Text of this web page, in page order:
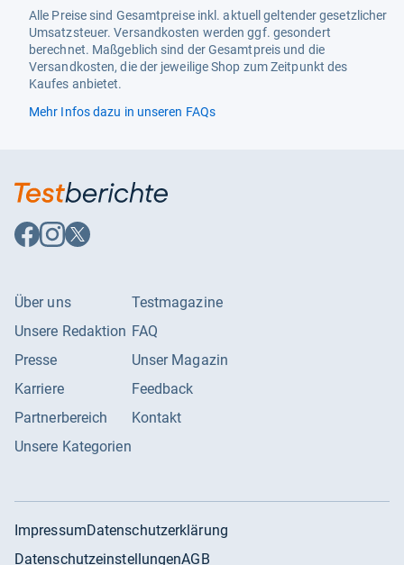
Alle Preise sind Gesamtpreise inkl. aktuell geltender gesetzlicher
Umsatzsteuer. Versandkosten werden ggf. gesondert
berechnet. Maßgeblich sind der Gesamtpreis und die
Versandkosten, die der jeweilige Shop zum Zeitpunkt des
Kaufes anbietet.
Mehr Infos dazu in unseren FAQs
Auf
Facebook
Auf
Instagram
Auf
X
Über uns
Unsere Redaktion
Presse
Karriere
Partnerbereich
Unsere Kategorien
Testmagazine
FAQ
Unser Magazin
Feedback
Kontakt
ImpressumDatenschutzerklärung
DatenschutzeinstellungenAGB